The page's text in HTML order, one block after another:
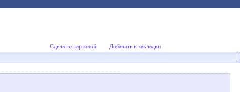
Сделать стартовой
Добавить в закладки